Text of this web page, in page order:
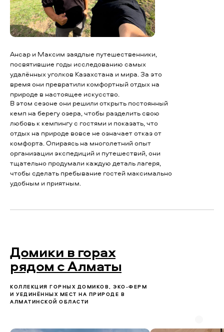
В этом сезоне они решили открыть постоянный
кемп на берегу озера, чтобы разделить свою
любовь к кемпингу с гостями и показать, что
отдых на природе вовсе не означает отказ от
комфорта. Опираясь на многолетний опыт
организации экспедиций и путешествий, они
тщательно продумали каждую деталь лагеря,
чтобы сделать пребывание гостей максимально
удобным и приятным.
Ансар и Максим заядлые путешественники,
посвятившие годы исследованию самых
удалённых уголков Казахстана и мира. За это
время они превратили комфортный отдых на
природе в настоящее искусство.
Домики в горах
рядом с Алматы
КОЛЛЕКЦИЯ ГОРНЫХ ДОМИКОВ, ЭКО-ФЕРМ
И УЕДИНЁННЫХ МЕСТ НА ПРИРОДЕ В
АЛМАТИНСКОЙ ОБЛАСТИ